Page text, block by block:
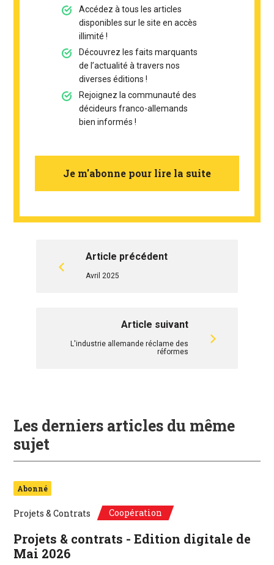
Accédez à tous les articles
disponibles sur le site en accès
illimité !
Découvrez les faits marquants
de l’actualité à travers nos
diverses éditions !
Rejoignez la communauté des
décideurs franco-allemands
bien informés !
Je m'abonne pour lire la suite
Article précédent
Avril 2025
Article suivant
L'industrie allemande réclame des
réformes
Les derniers articles du même
sujet
Abonné
Projets & Contrats Coopération
Projets & contrats - Edition digitale de
Mai 2026